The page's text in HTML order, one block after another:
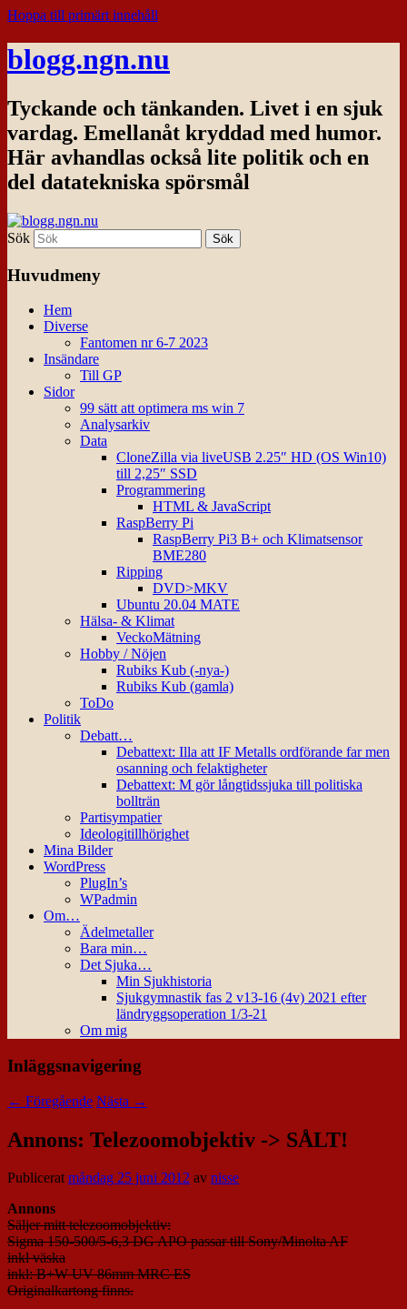
Hoppa till primärt innehåll
blogg.ngn.nu
Tyckande och tänkanden. Livet i en sjuk
vardag. Emellanåt kryddad med humor.
Här avhandlas också lite politik och en
del datatekniska spörsmål
Sök
Huvudmeny
Hem
Diverse
Fantomen nr 6-7 2023
Insändare
Till GP
Sidor
99 sätt att optimera ms win 7
Analysarkiv
Data
CloneZilla via liveUSB 2.25″ HD (OS Win10)
till 2,25″ SSD
Programmering
HTML & JavaScript
RaspBerry Pi
RaspBerry Pi3 B+ och Klimatsensor
BME280
Ripping
DVD>MKV
Ubuntu 20.04 MATE
Hälsa- & Klimat
VeckoMätning
Hobby / Nöjen
Rubiks Kub (-nya-)
Rubiks Kub (gamla)
ToDo
Politik
Debatt…
Debattext: Illa att IF Metalls ordförande far men
osanning och felaktigheter
Debattext: M gör långtidssjuka till politiska
bollträn
Partisympatier
Ideologitillhörighet
Mina Bilder
WordPress
PlugIn’s
WPadmin
Om…
Ädelmetaller
Bara min…
Det Sjuka…
Min Sjukhistoria
Sjukgymnastik fas 2 v13-16 (4v) 2021 efter
ländryggsoperation 1/3-21
Om mig
Inläggsnavigering
← Föregående Nästa →
Annons: Telezoomobjektiv -> SÅLT!
Publiceratmåndag 25 juni 2012 av nisse
Annons
Säljer mitt telezoomobjektiv:
Sigma 150-500/5-6,3 DG APO passar till Sony/Minolta AF
inkl väska
inkl: B+W UV 86mm MRC ES
Originalkartong finns.